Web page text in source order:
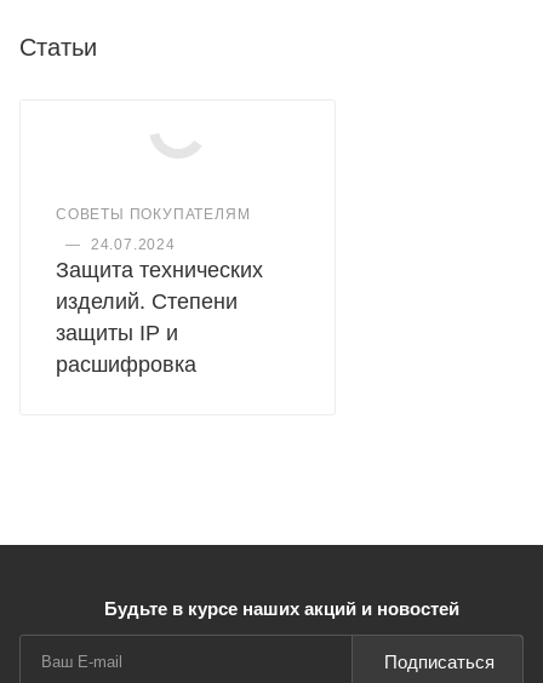
Статьи
СОВЕТЫ ПОКУПАТЕЛЯМ
—
24.07.2024
Защита технических
изделий. Степени
защиты IP и
расшифровка
Будьте в курсе наших акций и новостей
Подписаться